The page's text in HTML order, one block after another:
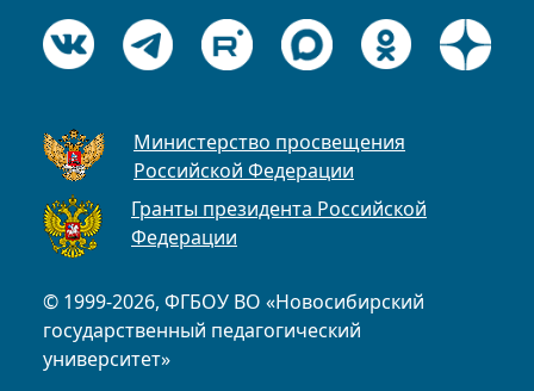
© 1999-2026, ФГБОУ ВО «Новосибирский
государственный педагогический
университет»
Министерство просвещения
Российской Федерации
Гранты президента Российской
Федерации